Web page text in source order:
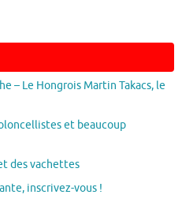
– Le Hongrois Martin Takacs, le
et beaucoup
des vachettes
inscrivez-vous !